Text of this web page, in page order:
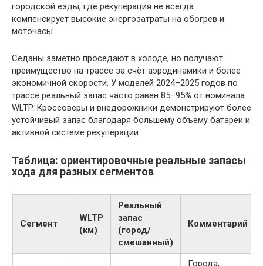
городской езды, где рекуперация не всегда
компенсирует высокие энергозатраты на обогрев и
моточасы.
Седаны заметно проседают в холоде, но получают
преимущество на трассе за счёт аэродинамики и более
экономичной скорости. У моделей 2024–2025 годов по
трассе реальный запас часто равен 85–95% от номинала
WLTP. Кроссоверы и внедорожники демонстрируют более
устойчивый запас благодаря большему объёму батареи и
активной системе рекуперации.
Таблица: ориентировочные реальные запасы
хода для разных сегментов
Сегмент
WLTP
(км)
Реальный
запас
(город/
смешанный)
Комментарий
Города,